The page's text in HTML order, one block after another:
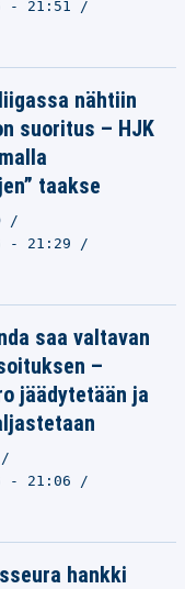
- 21:51
nähtiin
suoritus – HJK
taakse
- 21:29
saa valtavan
–
jäädytetään ja
- 21:06
hankki